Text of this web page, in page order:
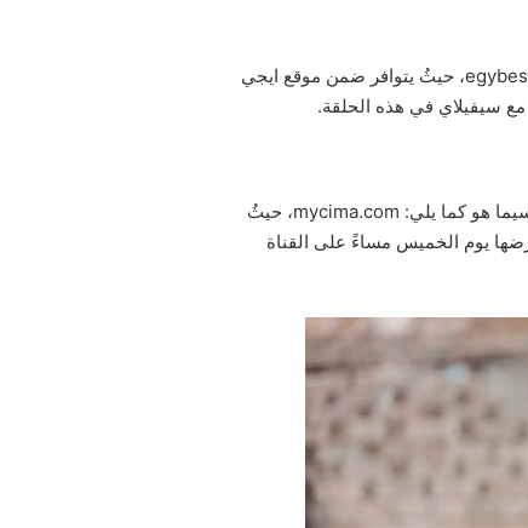
إن رابط مشاهدة وتحميل مسلسل قلب اسود الحلقة 24 مترجمة للعربية كامله عبر موقع إيجي بست هو كما يلي: egybest.com، حيثُ يتوافر ضمن موقع ايجي
سيفيلاي في هذه الحلقة.
إن رابط تحميل ومتابعة مسلسل قلب أسود الحلقة 24 الرابعة والعشرون مترجمة للعربية كامله بدقة HD من موقع ماي سيما هو كما يلي: mycima.com، حيثُ
يوم الخميس مساءً على القناة